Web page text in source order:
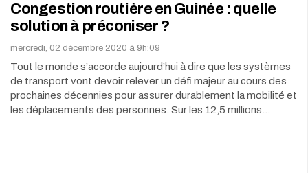
Congestion routière en Guinée : quelle
solution à préconiser ?
mercredi, 02 décembre 2020 à 9h:09
Tout le monde s’accorde aujourd’hui à dire que les systèmes
de transport vont devoir relever un défi majeur au cours des
prochaines décennies pour assurer durablement la mobilité et
les déplacements des personnes. Sur les 12,5 millions…